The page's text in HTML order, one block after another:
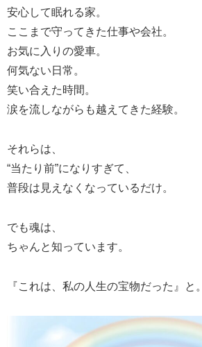
安心して眠れる家。
ここまで守ってきた仕事や会社。
お気に入りの愛車。
何気ない日常。
笑い合えた時間。
涙を流しながらも越えてきた経験。
それらは、
“当たり前”になりすぎて、
普段は見えなくなっているだけ。
でも魂は、
ちゃんと知っています。
『これは、私の人生の宝物だった』と。